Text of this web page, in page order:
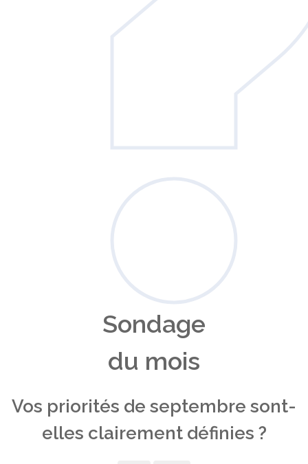
Sondage
du mois
Vos priorités de septembre sont-
elles clairement définies ?